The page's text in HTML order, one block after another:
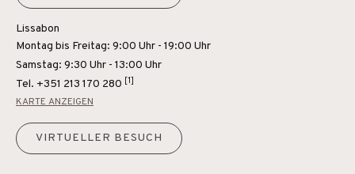
Lissabon
Montag bis Freitag: 9:00 Uhr - 19:00 Uhr
Samstag: 9:30 Uhr - 13:00 Uhr
Tel. +351 213 170 280 [1]
KARTE ANZEIGEN
VIRTUELLER BESUCH